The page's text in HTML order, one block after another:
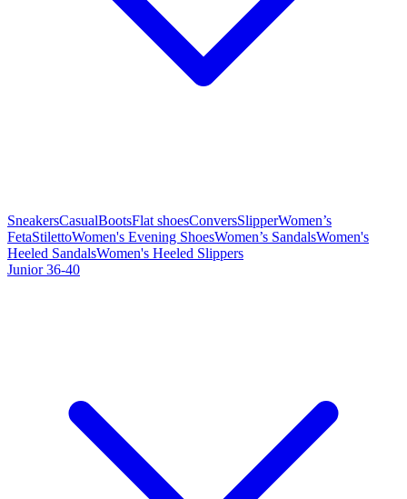
SneakersCasualBootsFlat shoesConversSlipperWomen’s
FetaStilettoWomen's Evening ShoesWomen’s SandalsWomen's
Heeled SandalsWomen's Heeled Slippers
Junior 36-40